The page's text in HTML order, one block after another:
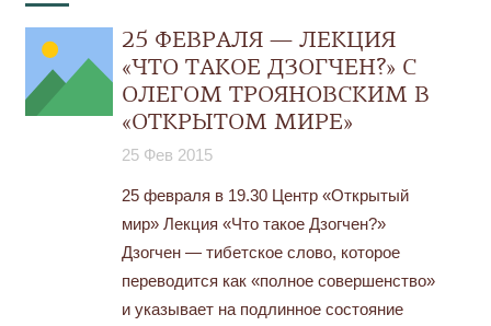
25 ФЕВРАЛЯ — ЛЕКЦИЯ
«ЧТО ТАКОЕ ДЗОГЧЕН?» С
ОЛЕГОМ ТРОЯНОВСКИМ В
«ОТКРЫТОМ МИРЕ»
25 Фев 2015
25 февраля в 19.30 Центр «Открытый
мир» Лекция «Что такое Дзогчен?»
Дзогчен — тибетское слово, которое
переводится как «полное совершенство»
и указывает на подлинное состояние